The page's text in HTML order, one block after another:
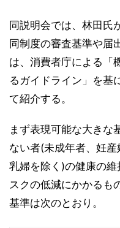
同説明会では、林田氏
同制度の審査基準や届
は、消費者庁による「
るガイドライン」を基
て紹介する。
まず表現可能な大きな
ない者(未成年者、妊
乳婦を除く)の健康の
スクの低減にかかるも
基準は次のとおり。